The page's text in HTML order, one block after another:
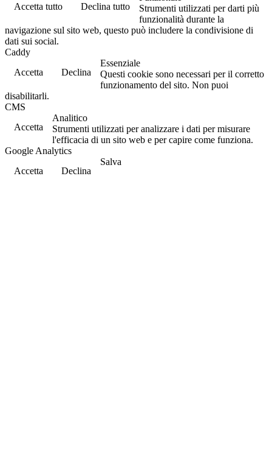
Accetta tutto
Declina tutto
Strumenti utilizzati per darti più
funzionalità durante la
navigazione sul sito web, questo può includere la condivisione di
dati sui social.
Caddy
Accetta
Declina
Essenziale
Questi cookie sono necessari per il corretto
funzionamento del sito. Non puoi
disabilitarli.
CMS
Accetta
Analitico
Strumenti utilizzati per analizzare i dati per misurare
l'efficacia di un sito web e per capire come funziona.
Google Analytics
Accetta
Declina
Salva